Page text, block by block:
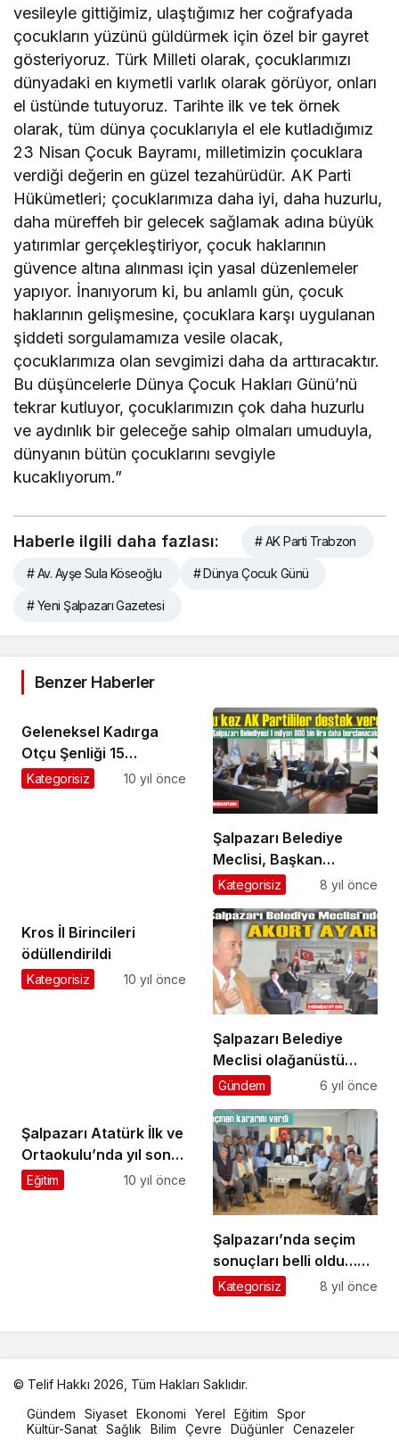
vesileyle gittiğimiz, ulaştığımız her coğrafyada
çocukların yüzünü güldürmek için özel bir gayret
gösteriyoruz. Türk Milleti olarak, çocuklarımızı
dünyadaki en kıymetli varlık olarak görüyor, onları
el üstünde tutuyoruz. Tarihte ilk ve tek örnek
olarak, tüm dünya çocuklarıyla el ele kutladığımız
23 Nisan Çocuk Bayramı, milletimizin çocuklara
verdiği değerin en güzel tezahürüdür. AK Parti
Hükümetleri; çocuklarımıza daha iyi, daha huzurlu,
daha müreffeh bir gelecek sağlamak adına büyük
yatırımlar gerçekleştiriyor, çocuk haklarının
güvence altına alınması için yasal düzenlemeler
yapıyor. İnanıyorum ki, bu anlamlı gün, çocuk
haklarının gelişmesine, çocuklara karşı uygulanan
şiddeti sorgulamamıza vesile olacak,
çocuklarımıza olan sevgimizi daha da arttıracaktır.
Bu düşüncelerle Dünya Çocuk Hakları Günü’nü
tekrar kutluyor, çocuklarımızın çok daha huzurlu
ve aydınlık bir geleceğe sahip olmaları umuduyla,
dünyanın bütün çocuklarını sevgiyle
kucaklıyorum.”
Haberle ilgili daha fazlası: # AK Parti Trabzon
# Av. Ayşe Sula Köseoğlu # Dünya Çocuk Günü
# Yeni Şalpazarı Gazetesi
Benzer Haberler
Geleneksel Kadırga
Otçu Şenliği 15
Temmuz Cuma günü
Kategorisiz 10 yıl önce
Şalpazarı Belediye
Meclisi, Başkan
Kurukız’a hizmet binası
ilave borçlanma yetkisi
verdi
Kategorisiz 8 yıl önce
Kros İl Birincileri
ödüllendirildi
Kategorisiz 10 yıl önce
Şalpazarı Belediye
Meclisi olağanüstü
toplandı
Gündem 6 yıl önce
Şalpazarı Atatürk İlk ve
Ortaokulu’nda yıl sonu
programı düzenlendi
Eğitim 10 yıl önce
Şalpazarı’nda seçim
sonuçları belli oldu…
İşte kesin olmayan ilk
Kategorisiz 8 yıl önce
© Telif Hakkı 2026, Tüm Hakları Saklıdır.
oto
kiralama
Gündem Siyaset Ekonomi Yerel Eğitim
Spor
Kültür-Sanat Sağlık Bilim Çevre Düğünler Cenazeler